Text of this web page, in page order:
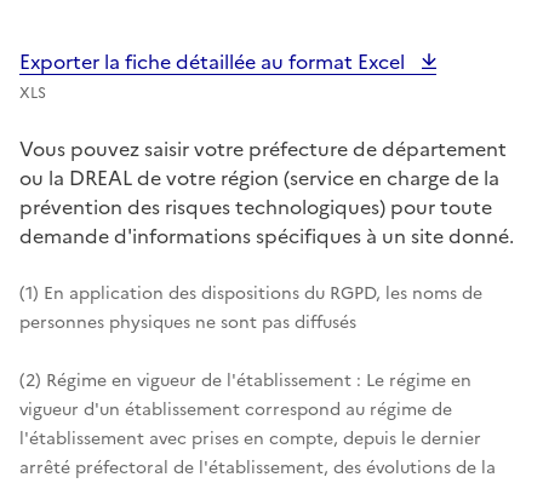
Exporter la fiche détaillée au format Excel
XLS
Vous pouvez saisir votre préfecture de département
ou la DREAL de votre région (service en charge de la
prévention des risques technologiques) pour toute
demande d'informations spécifiques à un site donné.
(1) En application des dispositions du RGPD, les noms de
personnes physiques ne sont pas diffusés
(2) Régime en vigueur de l'établissement : Le régime en
vigueur d'un établissement correspond au régime de
l'établissement avec prises en compte, depuis le dernier
arrêté préfectoral de l'établissement, des évolutions de la